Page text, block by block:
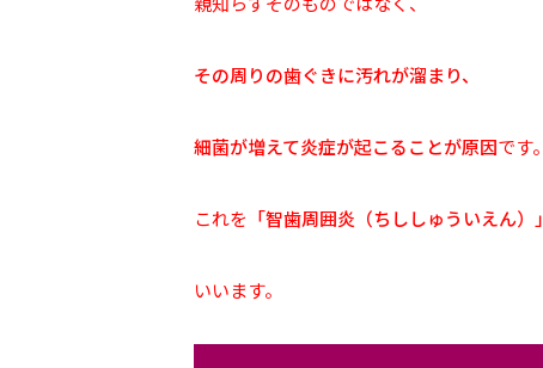
その周りの歯ぐきに汚れが溜まり、
細菌が増えて炎症が起こることが原因です。
これを 「智歯周囲炎（ちししゅういえん）」
いいます。